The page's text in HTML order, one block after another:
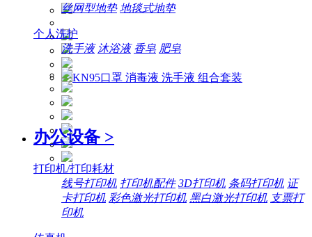
丝网型地垫 地毯式地垫
个人洗护
洗手液 沐浴液 香皂 肥皂
办公设备 >
打印机/打印耗材
线号打印机 打印机配件 3D打印机 条码打印机 证
卡打印机 彩色激光打印机 黑白激光打印机 支票打
印机